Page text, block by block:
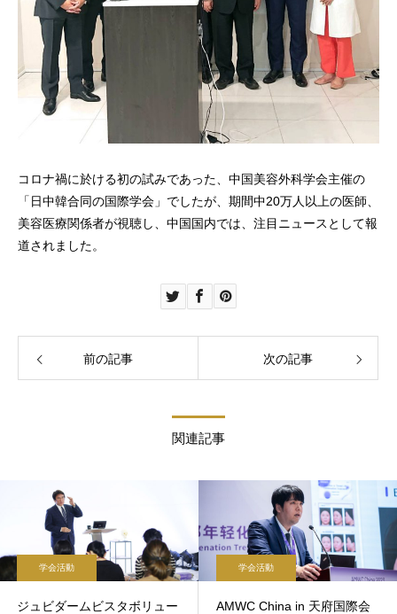
コロナ禍に於ける初の試みであった、中国美容外科学会主催の
「日中韓合同の国際学会」でしたが、期間中20万人以上の医師、
美容医療関係者が視聴し、中国国内では、注目ニュースとして報
道されました。
前の記事 次の記事
関連記事
学会活動
ジュビダームビスタボリュー
学会活動
AMWC China in 天府国際会